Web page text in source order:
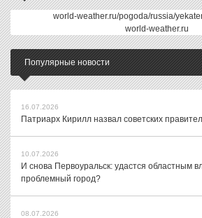
world-weather.ru/pogoda/russia/
world-weather.ru
Популярные новости
16.07.2026
Патриарх Кирилл назвал советских
10.07.2026
И снова Первоуральск: удастся областным
проблемный город?
08.07.2026